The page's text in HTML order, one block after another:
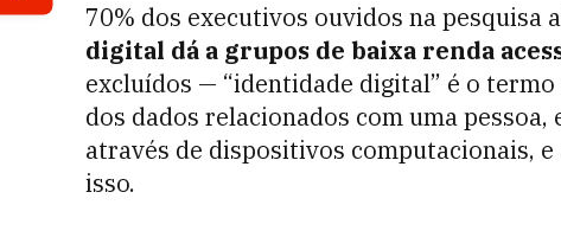
70% dos executivos ouvidos na pesquisa
digital dá a grupos de baixa renda
excluídos — “identidade digital” é o
dos dados relacionados com uma
através de dispositivos computacionais,
isso.